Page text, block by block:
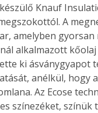
Knauf
A
amelyben
alkalmazott
ki ásványgyapot
anélkül, hogy
Az Ecose
színezéket, színük